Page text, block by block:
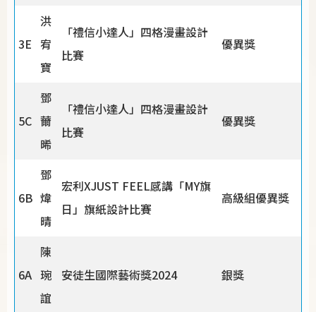
3E
洪
宥
寶
「禮信小達人」四格漫畫設計
比賽
優異獎
5C
鄧
薾
晞
「禮信小達人」四格漫畫設計
比賽
優異獎
6B
鄧
煒
晴
宏利XJUST FEEL感講「MY旗
日」旗紙設計比賽
高級組優異獎
6A
陳
琬
誼
安徒生國際藝術獎2024 銀獎